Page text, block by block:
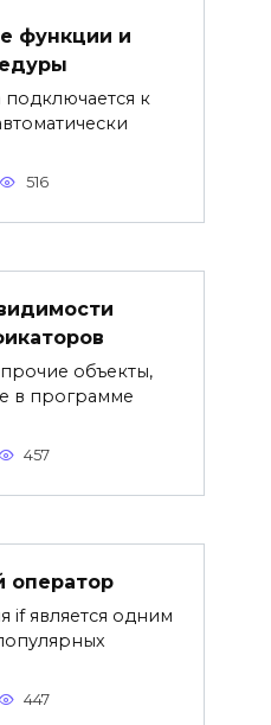
функции и
к
516
объекты,
в программе
457
оператор
if является одним
447